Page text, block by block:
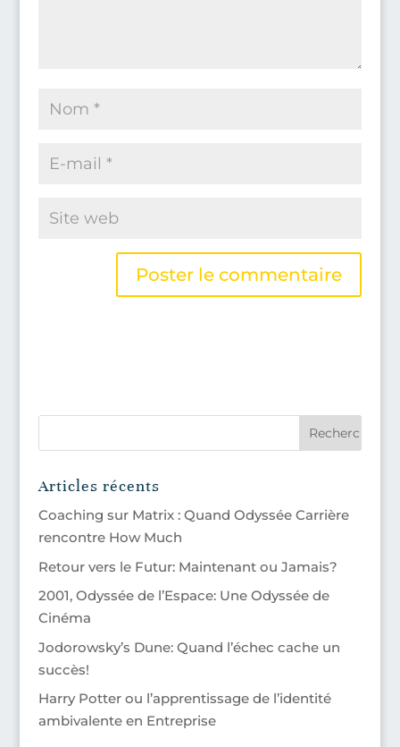
Articles récents
Coaching sur Matrix : Quand Odyssée Carrière
rencontre How Much
Retour vers le Futur: Maintenant ou Jamais?
2001, Odyssée de l’Espace: Une Odyssée de
Cinéma
Jodorowsky’s Dune: Quand l’échec cache un
succès!
Harry Potter ou l’apprentissage de l’identité
ambivalente en Entreprise